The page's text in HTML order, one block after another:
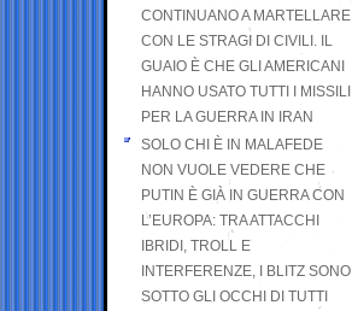
CONTINUANO A MARTELLARE
CON LE STRAGI DI CIVILI. IL
GUAIO È CHE GLI AMERICANI
HANNO USATO TUTTI I MISSILI
PER LA GUERRA IN IRAN
SOLO CHI È IN MALAFEDE
NON VUOLE VEDERE CHE
PUTIN È GIÀ IN GUERRA CON
L’EUROPA: TRA ATTACCHI
IBRIDI, TROLL E
INTERFERENZE, I BLITZ SONO
SOTTO GLI OCCHI DI TUTTI